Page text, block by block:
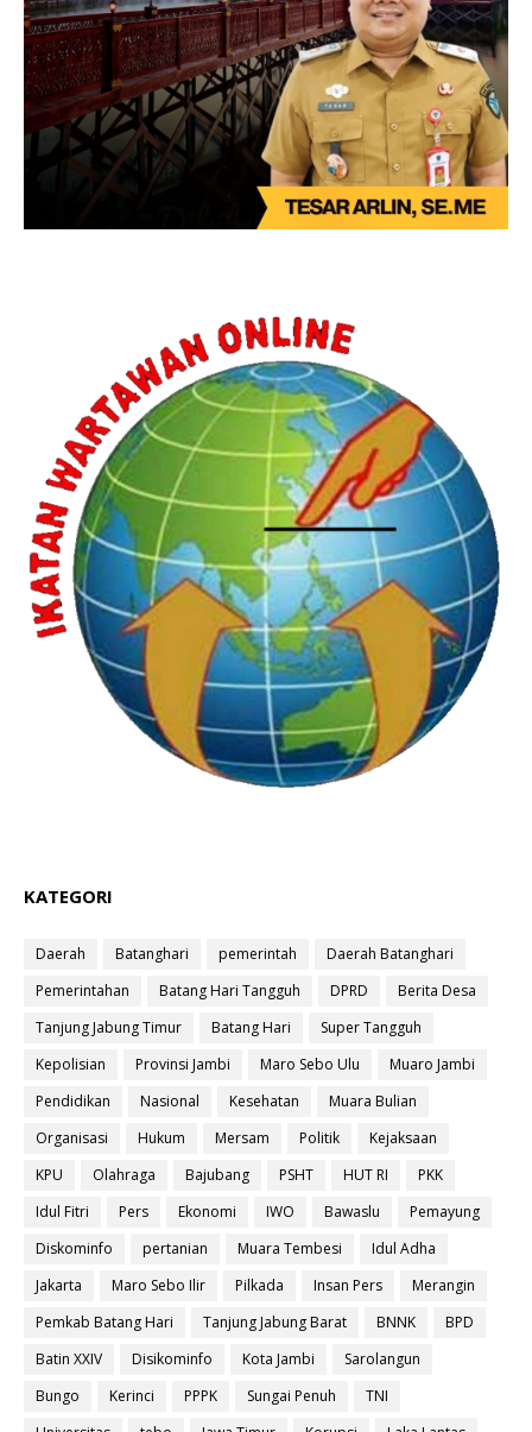
KATEGORI
Daerah Batanghari pemerintah
Daerah Batanghari
Pemerintahan
Batang Hari Tangguh DPRD
Berita Desa
Tanjung Jabung Timur
Batang Hari
Super Tangguh
Kepolisian
Provinsi Jambi Maro Sebo Ulu
Muaro Jambi
Pendidikan
Nasional Kesehatan
Muara Bulian
Organisasi
Hukum Mersam Politik
Kejaksaan
KPU
Olahraga Bajubang PSHT HUT RI
PKK
Idul Fitri
Pers Ekonomi IWO Bawaslu
Pemayung
Diskominfo
pertanian Muara Tembesi
Idul Adha
Jakarta
Maro Sebo Ilir Pilkada Insan Pers
Merangin
Pemkab Batang Hari
Tanjung Jabung Barat BNNK
BPD
Batin XXIV
Disikominfo Kota Jambi
Sarolangun
Bungo
Kerinci PPPK Sungai Penuh
TNI